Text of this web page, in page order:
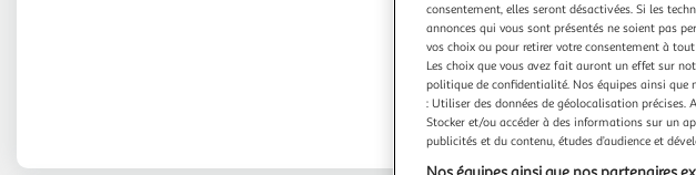
consentement, elles seront désactivées. Si les
annonces qui vous sont présentés ne soient pas
vos choix ou pour retirer votre consentement à
Les choix que vous avez fait auront un effet sur
politique de confidentialité. Nos équipes ainsi que
: Utiliser des données de géolocalisation précises.
Stocker et/ou accéder à des informations sur un
publicités et du contenu, études d’audience et